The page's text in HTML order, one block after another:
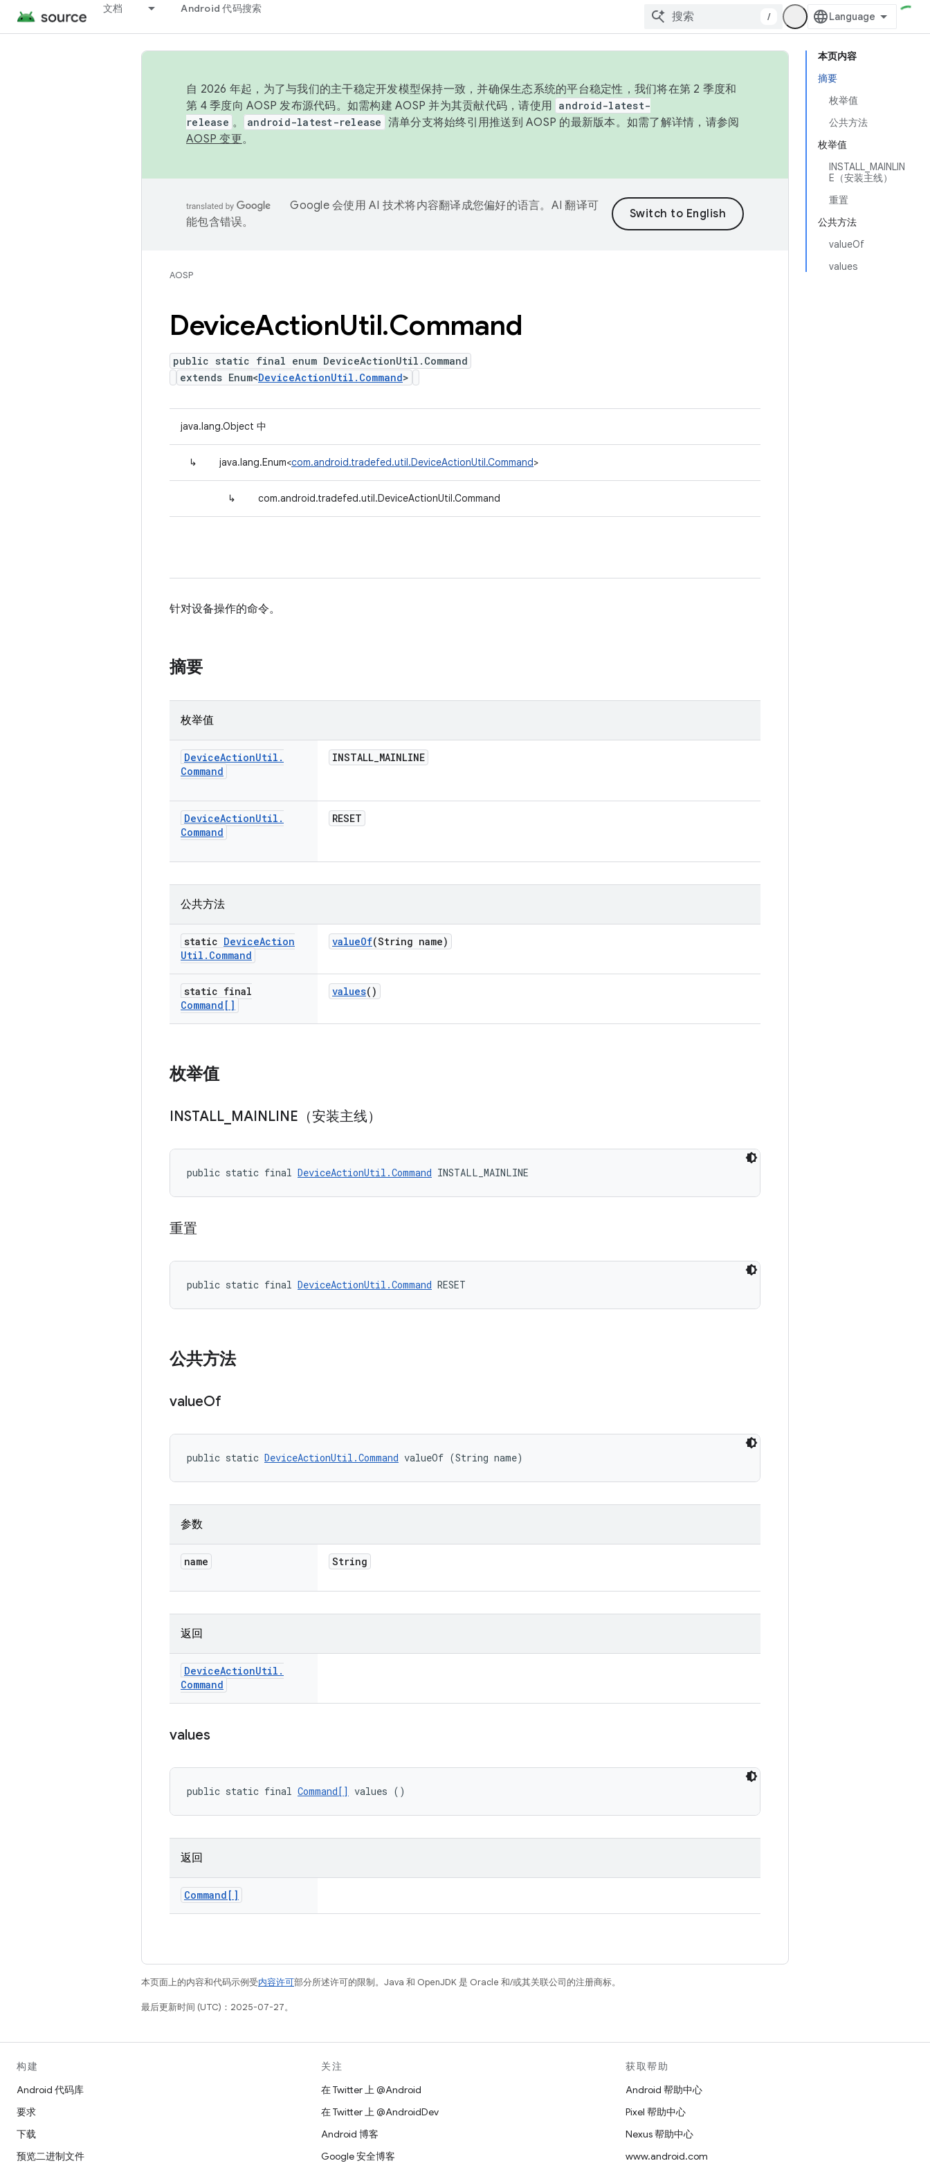
文档 Android 代码搜索
/
本页内容
摘要
枚举值
公共方法
枚举值
INSTALL_MAINLIN
E（安装主线）
重置
公共方法
valueOf
values
自 2026 年起，为了与我们的主干稳定开发模型保持一致，并确保生态系统的平台稳定性，我们将在第 2 季度和
第 4 季度向 AOSP 发布源代码。如需构建 AOSP 并为其贡献代码，请使用 android-latest-
release 。 android-latest-release 清单分支将始终引用推送到 AOSP 的最新版本。如需了解详情，请参阅
AOSP 变更。
Google 会使用 AI 技术将内容翻译成您偏好的语言。AI 翻译可
能包含错误。
AOSP
DeviceActionUtil.Command
public static final enum DeviceActionUtil.Command
extends Enum<DeviceActionUtil.Command>
java.lang.Object 中
↳ java.lang.Enum<com.android.tradefed.util.DeviceActionUtil.Command>
↳ com.android.tradefed.util.DeviceActionUtil.Command
针对设备操作的命令。
摘要
枚举值
DeviceActionUtil .
Command
INSTALL_MAINLINE
DeviceActionUtil .
Command
RESET
公共方法
static DeviceAction
Util . Command
valueOf(String name)
static final
Command[]
values()
枚举值
INSTALL MAINLINE（安装主线）
public static final DeviceActionUtil.Command INSTALL_MAINLINE
重置
public static final DeviceActionUtil.Command RESET
公共方法
valueOf
public static DeviceActionUtil.Command valueOf (String name)
参数
name String
返回
DeviceActionUtil .
Command
values
public static final Command[] values ()
返回
Command[]
本页面上的内容和代码示例受内容许可部分所述许可的限制。Java 和 OpenJDK 是 Oracle 和/或其关联公司的注册商标。
最后更新时间 (UTC)：2025-07-27。
构建
Android 代码库
要求
下载
预览二进制文件
关注
在 Twitter 上 @Android
在 Twitter 上 @AndroidDev
Android 博客
Google 安全博客
获取帮助
Android 帮助中心
Pixel 帮助中心
Nexus 帮助中心
www.android.com